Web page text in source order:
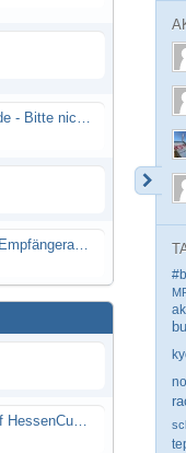
Spammail von Info@rcweb.de - Bitte nicht auf den Link klicken
X-Ray RX8 mir Motor Reso Empfängerakku
[13.06.-15.06.2025] 5ter Lauf HessenCup OR8 / OR8E 2025 beim MSC Ober-Mörlen e.V.